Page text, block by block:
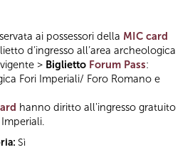
ai possessori della MIC card
d’ingresso all’area archeologica
> Biglietto Forum Pass:
Fori Imperiali/ Foro Romano e
hanno diritto all'ingresso gratuito
Sì